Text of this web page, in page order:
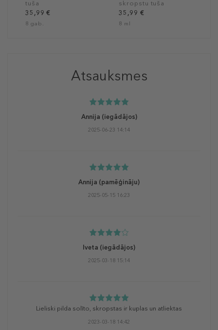
tuša
35,99 €
8 gab.
skropstu tuša
35,99 €
8 ml
Atsauksmes
Annija (iegādājos)
2025-06-23 14:14
Annija (pamēģināju)
2025-05-15 16:23
Iveta (iegādājos)
2025-03-18 15:14
Lieliski pilda solīto, skropstas ir kuplas un atliektas
2023-03-18 14:42